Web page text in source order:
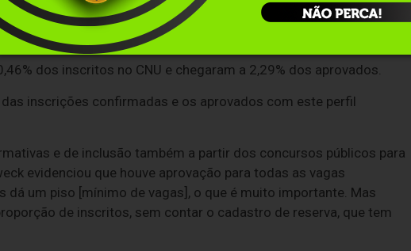
público pelo perfil dos aprovados. Os dados mostram que as
são 24,5% dos aprovados.
dos inscritos no CNU e chegaram a 2,29% dos aprovados.
inscrições confirmadas e os aprovados com este perfil
e de inclusão também a partir dos concursos públicos para
evidenciou que houve aprovação para todas as vagas
dá um piso [mínimo de vagas], o que é muito importante. Mas
de inscritos, sem contar o cadastro de reserva, que tem